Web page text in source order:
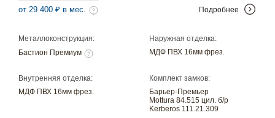
Металлоконструкция:
Бастион Премиум
Наружная отделка:
МДФ ПВХ 16мм фрез.
Внутренняя отделка:
МДФ ПВХ 16мм фрез.
Комплект замков:
Барьер-Премьер
Mottura 84.515 цил. б/р
Kerberos 111.21.309
от 29 400 ₽ в мес. Подробнее